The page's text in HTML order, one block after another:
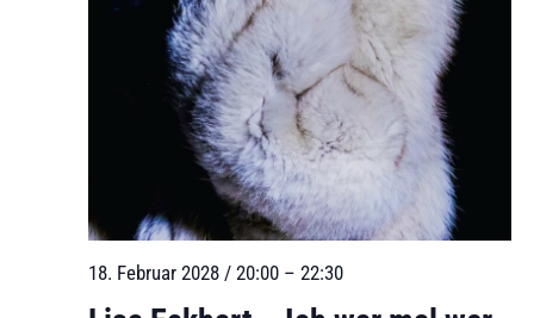
18. Februar 2028 / 20:00– 22:30